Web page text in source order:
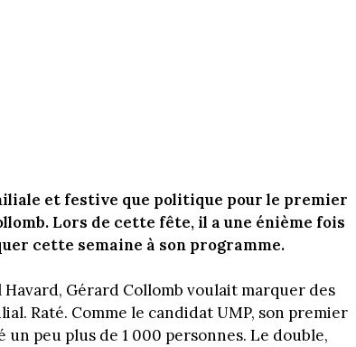
et festive que politique pour le premier
Lors de cette fête, il a une énième fois
cette semaine à son programme.
Gérard Collomb voulait marquer des
Raté. Comme le candidat UMP, son premier
peu plus de 1 000 personnes. Le double,